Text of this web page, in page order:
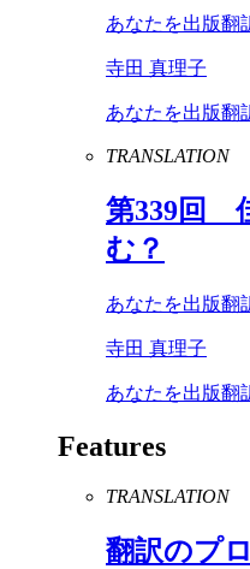
あなたを出版翻
寺田 真理子
あなたを出版翻
TRANSLATION
第339回
む？
あなたを出版翻
寺田 真理子
あなたを出版翻
Features
TRANSLATION
翻訳のプ